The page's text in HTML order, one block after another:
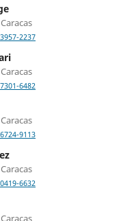
2237
6482
9113
6632